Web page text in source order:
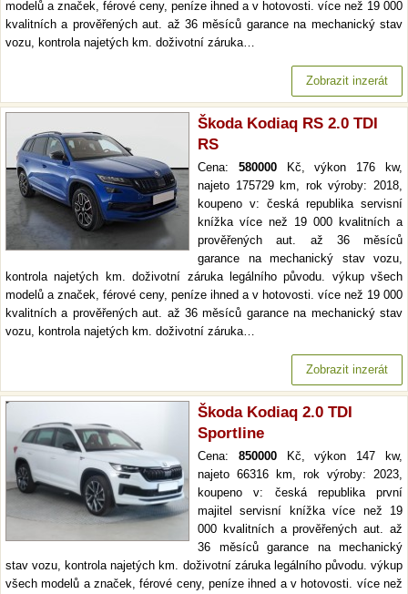
modelů a značek, férové ceny, peníze ihned a v hotovosti. více než 19 000
kvalitních a prověřených aut. až 36 měsíců garance na mechanický stav
vozu, kontrola najetých km. doživotní záruka…
Zobrazit inzerát
Škoda Kodiaq RS 2.0 TDI
RS
Cena: 580000Kč, výkon 176 kw,
najeto 175729 km, rok výroby: 2018,
koupeno v: česká republika servisní
knížka více než 19 000 kvalitních a
prověřených aut. až 36 měsíců
garance na mechanický stav vozu,
kontrola najetých km. doživotní záruka legálního původu. výkup všech
modelů a značek, férové ceny, peníze ihned a v hotovosti. více než 19 000
kvalitních a prověřených aut. až 36 měsíců garance na mechanický stav
vozu, kontrola najetých km. doživotní záruka…
Zobrazit inzerát
Škoda Kodiaq 2.0 TDI
Sportline
Cena: 850000Kč, výkon 147 kw,
najeto 66316 km, rok výroby: 2023,
koupeno v: česká republika první
majitel servisní knížka více než 19
000 kvalitních a prověřených aut. až
36 měsíců garance na mechanický
stav vozu, kontrola najetých km. doživotní záruka legálního původu. výkup
všech modelů a značek, férové ceny, peníze ihned a v hotovosti. více než